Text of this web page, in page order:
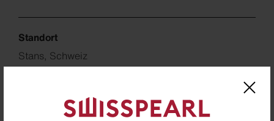
Standort
Stans, Schweiz
Starkl Vieli Architekten GmbH, Dallenwil, Schweiz